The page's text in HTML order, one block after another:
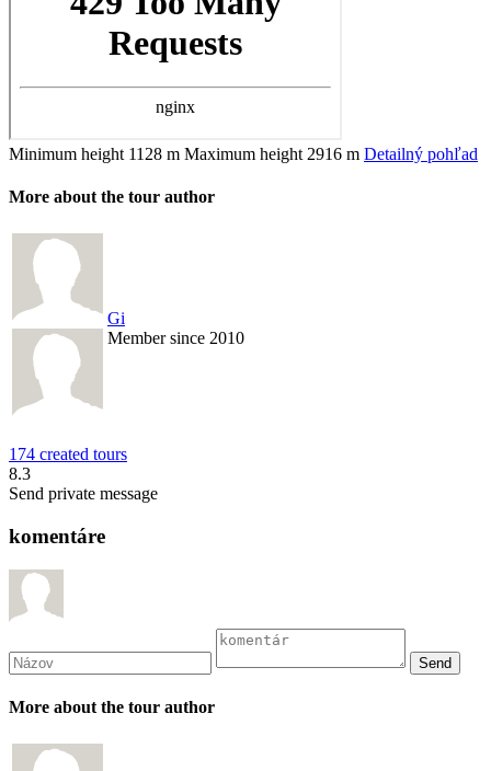
Minimum height 1128 m Maximum height 2916 m Detailný pohľad
More about the tour author
Gi
Member since 2010
174 created tours
8.3
Send private message
komentáre
More about the tour author